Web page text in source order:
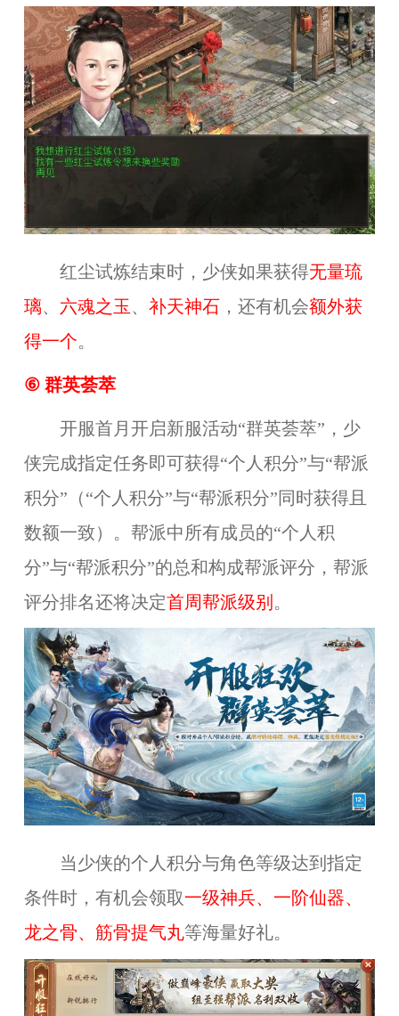
红尘试炼结束时，少侠如果获得无量琉
璃、 六魂之玉 、 补天神石 ，还有机会额外获
得一个。
⑥ 群英荟萃
开服首月开启新服活动“群英荟萃”，少
侠完成指定任务即可获得“个人积分”与“帮派
积分”（“个人积分”与“帮派积分”同时获得且
数额一致）。帮派中所有成员的“个人积
分”与“帮派积分”的总和构成帮派评分，帮派
评分排名还将决定首周帮派级别 。
当少侠的个人积分与角色等级达到指定
条件时，有机会领取一级神兵、一阶仙器、
龙之骨、筋骨提气丸等海量好礼。